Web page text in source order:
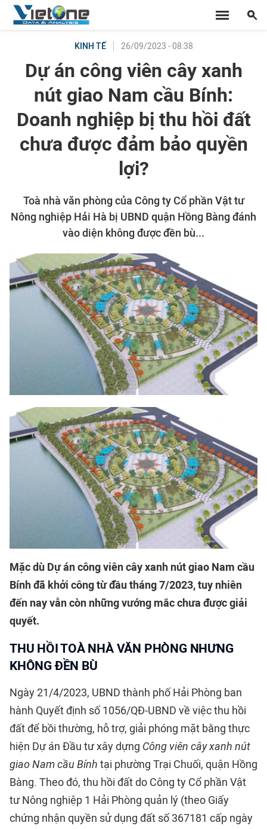
KINH TẾ 26/09/2023 - 08:38
Dự án công viên cây xanh
nút giao Nam cầu Bính:
Doanh nghiệp bị thu hồi đất
chưa được đảm bảo quyền
lợi?
Toà nhà văn phòng của Công ty Cổ phần Vật tư
Nông nghiệp Hải Hà bị UBND quận Hồng Bàng đánh
vào diện không được đền bù...
Mặc dù Dự án công viên cây xanh nút giao Nam cầu
Bính đã khởi công từ đầu tháng 7/2023, tuy nhiên
đến nay vẫn còn những vướng mắc chưa được giải
quyết.
THU HỒI TOÀ NHÀ VĂN PHÒNG NHƯNG
KHÔNG ĐỀN BÙ
Ngày 21/4/2023, UBND thành phố Hải Phòng ban
hành Quyết định số 1056/QĐ-UBND về việc thu hồi
đất để bồi thường, hỗ trợ, giải phóng mặt bằng thực
hiện Dự án Đầu tư xây dựng Công viên cây xanh nút
giao Nam cầu Bính tại phường Trại Chuối, quận Hồng
Bàng. Theo đó, thu hồi đất do Công ty Cổ phần Vật
tư Nông nghiệp 1 Hải Phòng quản lý (theo Giấy
chứng nhận quyền sử dụng đất số 367181 cấp ngày